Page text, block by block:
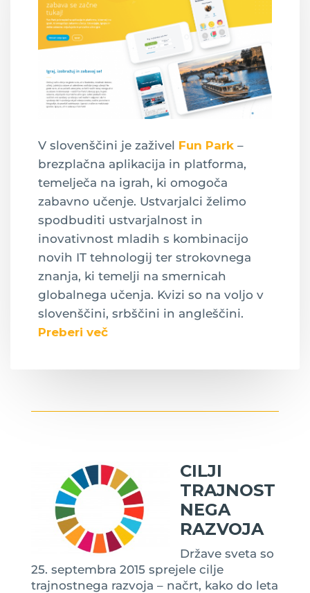
V slovenščini je zaživel Fun Park–
brezplačna aplikacija in platforma,
temelječa na igrah, ki omogoča
zabavno učenje. Ustvarjalci želimo
spodbuditi ustvarjalnost in
inovativnost mladih s kombinacijo
novih IT tehnologij ter strokovnega
znanja, ki temelji na smernicah
globalnega učenja. Kvizi so na voljo v
slovenščini, srbščini in angleščini.
Preberi več
CILJI
TRAJNOST
NEGA
RAZVOJA
Države sveta so
25. septembra 2015 sprejele cilje
trajnostnega razvoja – načrt, kako do leta